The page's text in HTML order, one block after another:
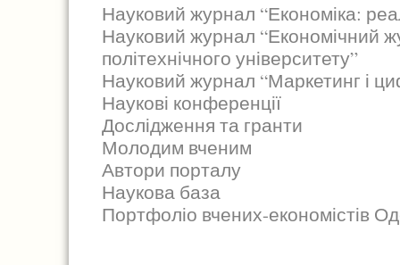
Науковий журнал “Економіка:
Науковий журнал “Економічний
політехнічного університету”
Науковий журнал “Маркетинг і
Наукові конференції
Дослідження та гранти
Молодим вченим
Автори порталу
Наукова база
Портфоліо вчених-економістів